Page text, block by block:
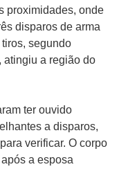
proximidades, onde
disparos de arma
segundo
a região do
ter ouvido
a disparos,
verificar. O corpo
a esposa